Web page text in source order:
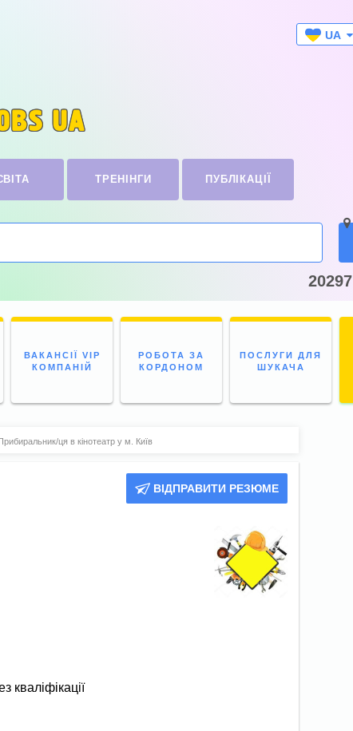
UA
UA
ТРЕНІНГИ ПУБЛІКАЦІЇ
20297
ВАКАНСІЇ VIP
КОМПАНІЙ
РОБОТА ЗА
КОРДОНОМ
ПОСЛУГИ ДЛЯ
ШУКАЧА
ця в кінотеатр у м. Київ
ВІДПРАВИТИ РЕЗЮМЕ
кваліфікації